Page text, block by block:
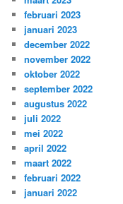
februari 2023
januari 2023
december 2022
november 2022
oktober 2022
september 2022
augustus 2022
juli 2022
mei 2022
april 2022
maart 2022
februari 2022
januari 2022